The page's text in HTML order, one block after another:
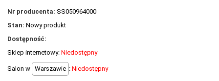
Nr producenta: SS050964000
Stan: Nowy produkt
Dostępność:
Sklep internetowy: Niedostępny
Salon w Warszawie : Niedostępny